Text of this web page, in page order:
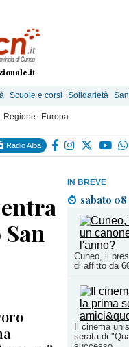
Scuole e corsi Solidarietà
Regione Europa
Radio Alba
IN BREVE
sabato
Cuneo, il
di affitto da
Il cinema
serata di